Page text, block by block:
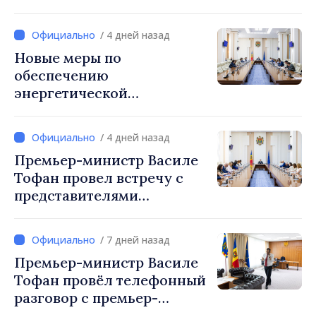
будет союзником IT-
индустрии» / 4 дней назад
Новые меры по
обеспечению
энергетической
водных ресурсов
утверждены Нацкомиссией
по управлению кризисами
/ 4 дней назад
Премьер-министр Василе
Тофан провел встречу с
представителями
организаций и агентств в
Республике Молдова
/ 7 дней назад
Премьер-министр Василе
Тофан провёл телефонный
разговор с премьер-